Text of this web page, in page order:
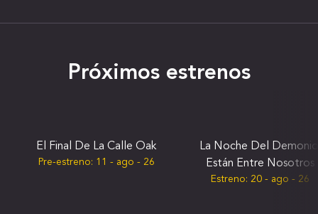
Próximos estrenos
El Final De La Calle Oak
Pre-estreno: 11 - ago - 26
La Noche Del
Están Entre Nosotros
Estreno: 20 - ago - 26